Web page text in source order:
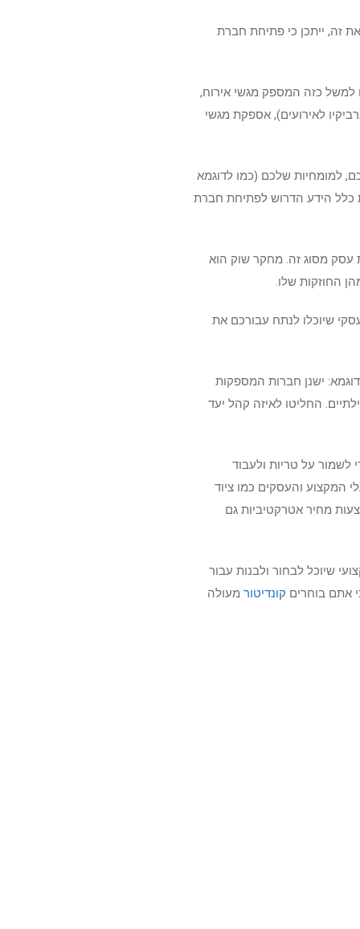
זה, ייתכן כי פתיחת חברת
למשל כזה המספק מגשי אירוח,
לאירועים), אספקת מגשי
למומחיות שלכם (כמו לדוגמא
כלל הידע הדרוש לפתיחת חברת
עסק מסוג זה. מחקר שוק הוא
החוזקות שלו.
שיוכלו לנתח עבורכם את
ישנן חברות המספקות
החליטו לאיזה קהל יעד
לשמור על טריות ולעבוד
המקצוע והעסקים כמו ציוד
מחיר אטרקטיביות גם
שיוכל לבחור ולבנות עבור
אתם בוחרים קונדיטור מעולה